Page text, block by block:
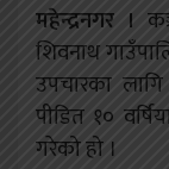
महेन्द्रनगर ।
शिवनाथ
उपचारका
पीडित १०
गरेको हो ।